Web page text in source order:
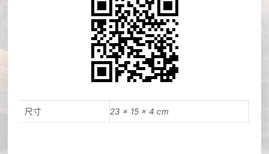
尺寸 23 × 15 × 4 cm